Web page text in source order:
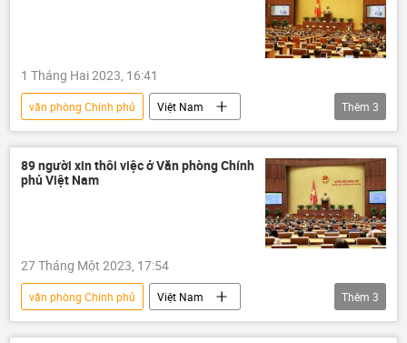
1 Tháng Hai 2023, 16:41
văn phòng Chính phủ
Việt Nam
Chính phủ
Pháp luật cải cách
Thêm 3
89 người xin thôi việc ở Văn phòng Chính
phủ Việt Nam
27 Tháng Một 2023, 17:54
văn phòng Chính phủ
Việt Nam
Quốc hội Việt Nam
Bộ Nội vụ Việt Nam
Thêm 3